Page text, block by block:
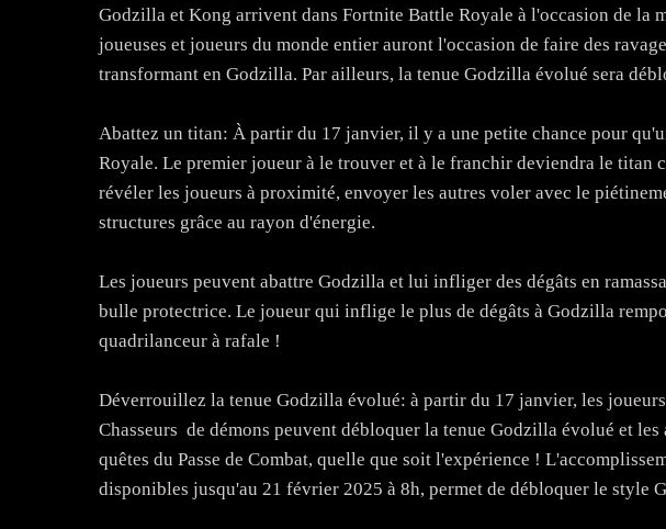
Godzilla et Kong arrivent dans Fortnite Battle Royale à l'occasion de la
joueuses et joueurs du monde entier auront l'occasion de faire des
transformant en Godzilla. Par ailleurs, la tenue Godzilla évolué sera
Abattez un titan: À partir du 17 janvier, il y a une petite chance pour
Royale. Le premier joueur à le trouver et à le franchir deviendra le titan
révéler les joueurs à proximité, envoyer les autres voler avec le
structures grâce au rayon d'énergie.
Les joueurs peuvent abattre Godzilla et lui infliger des dégâts en
bulle protectrice. Le joueur qui inflige le plus de dégâts à Godzilla
quadrilanceur à rafale !
Déverrouillez la tenue Godzilla évolué: à partir du 17 janvier, les joueurs
Chasseurs ​ de démons peuvent débloquer la tenue Godzilla évolué et
quêtes du Passe de Combat, quelle que soit l'expérience !
disponibles jusqu'au 21 février 2025 à 8h, permet de débloquer le style